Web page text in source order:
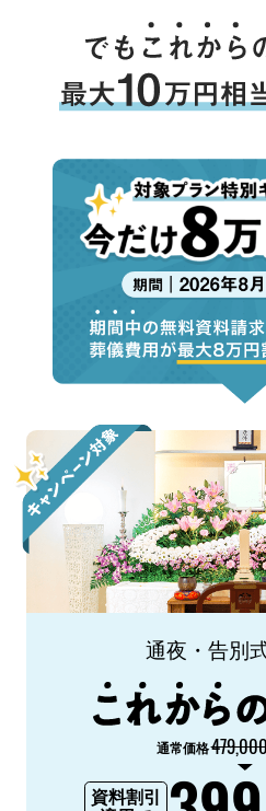
通夜・告別
通常価格
資料割引